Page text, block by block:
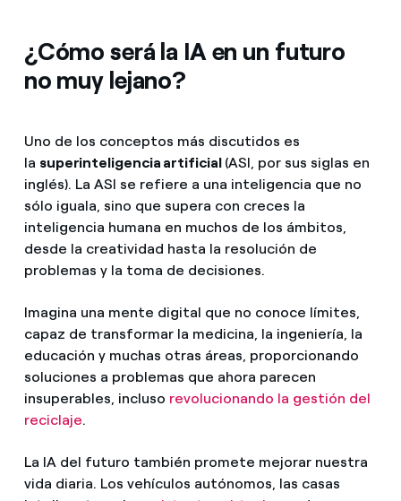
¿Cómo será la IA en un futuro
no muy lejano?
Uno de los conceptos más discutidos es
la superinteligencia artificial (ASI, por sus siglas en
inglés). La ASI se refiere a una inteligencia que no
sólo iguala, sino que supera con creces la
inteligencia humana en muchos de los ámbitos,
desde la creatividad hasta la resolución de
problemas y la toma de decisiones.
Imagina una mente digital que no conoce límites,
capaz de transformar la medicina, la ingeniería, la
educación y muchas otras áreas, proporcionando
soluciones a problemas que ahora parecen
insuperables, incluso revolucionando la gestión del
reciclaje.
La IA del futuro también promete mejorar nuestra
vida diaria. Los vehículos autónomos, las casas